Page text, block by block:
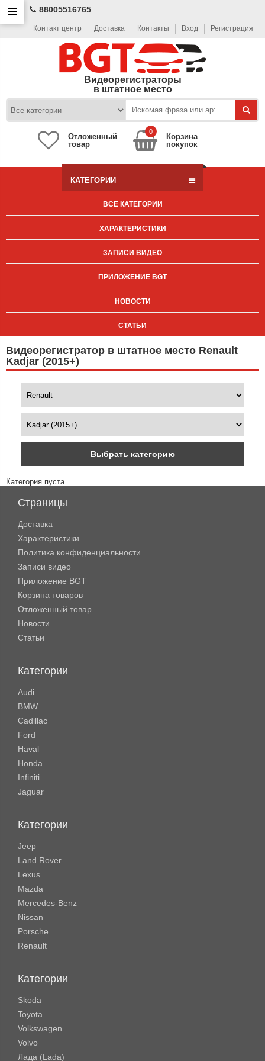
88005516765
Контакт центр Доставка Контакты Вход Регистрация
Видеорегистраторы
в штатное место
Отложенный
товар
0
Корзина
покупок
КАТЕГОРИИ
ВСЕ КАТЕГОРИИ
ХАРАКТЕРИСТИКИ
ЗАПИСИ ВИДЕО
ПРИЛОЖЕНИЕ BGT
НОВОСТИ
СТАТЬИ
Видеорегистратор в штатное место Renault
Kadjar (2015+)
Выбрать категорию
Категория пуста.
Страницы
Доставка
Характеристики
Политика конфиденциальности
Записи видео
Приложение BGT
Корзина товаров
Отложенный товар
Новости
Статьи
Категории
Audi
BMW
Cadillac
Ford
Haval
Honda
Infiniti
Jaguar
Категории
Jeep
Land Rover
Lexus
Mazda
Mercedes-Benz
Nissan
Porsche
Renault
Категории
Skoda
Toyota
Volkswagen
Volvo
Лада (Lada)